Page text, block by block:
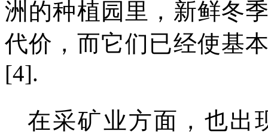
洲的种植园里，新鲜冬
代价，而它们已经使基
[4].
在采矿业方面，也出